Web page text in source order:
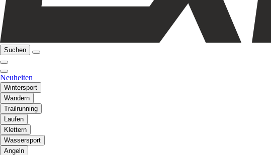
Suchen
Neuheiten
Wintersport
Wandern
Trailrunning
Laufen
Klettern
Wassersport
Angeln